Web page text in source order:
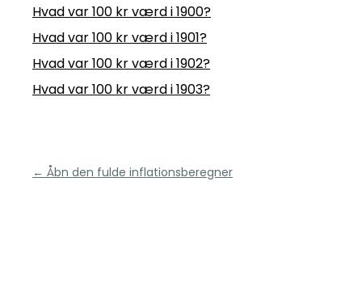
Hvad var 100 kr værd i 1900?
Hvad var 100 kr værd i 1901?
Hvad var 100 kr værd i 1902?
Hvad var 100 kr værd i 1903?
← Åbn den fulde inflationsberegner